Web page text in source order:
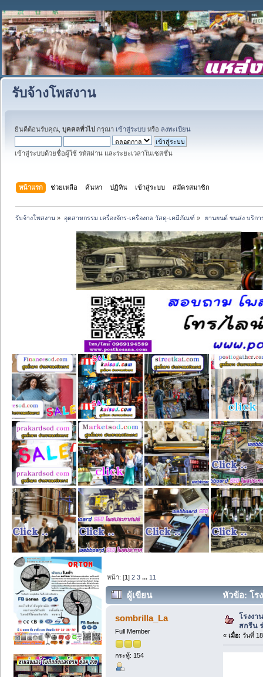
รับจ้างโพสงาน
ยินดีต้อนรับคุณ, บุคคลทั่วไป กรุณา เข้าสู่ระบบ หรือ ลงทะเบียน
เข้าสู่ระบบด้วยชื่อผู้ใช้ รหัสผ่าน และระยะเวลาในเซสชั่น
หน้าแรก ช่วยเหลือ ค้นหา ปฏิทิน เข้าสู่ระบบ สมัครสมาชิก
รับจ้างโพสงาน » อุตสาหกรรม เครื่องจักร-เครื่องกล วัสดุ-เคมีภัณฑ์ » ยานยนต์ ขนส่ง บริก
หน้า: [1]2 3 ... 11
ผู้เขียน
หัวข้อ: โร
35390 ครั้ง)
sombrilla_La
Full Member
กระทู้: 154
โรงงา
สกรีน
« เมื่อ: วันที่